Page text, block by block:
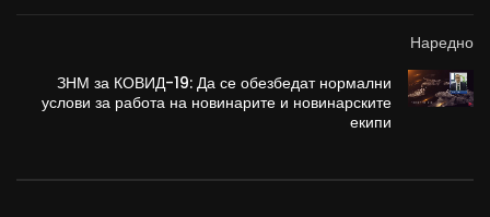
Наредно
ЗНМ за КОВИД-19: Да се обезбедат нормални
услови за работа на новинарите и новинарските
екипи